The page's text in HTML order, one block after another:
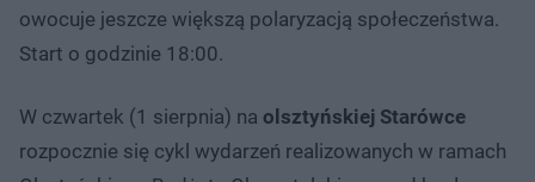
owocuje jeszcze większą polaryzacją społeczeństwa.
Start o godzinie 18:00.
W czwartek (1 sierpnia) na olsztyńskiej Starówce
rozpocznie się cykl wydarzeń realizowanych w ramach